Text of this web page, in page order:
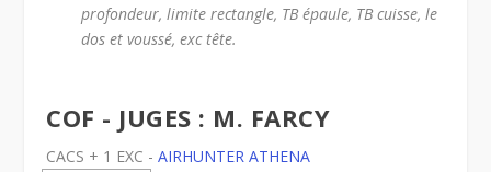
profondeur, limite rectangle, TB épaule, TB cuisse, le
dos et voussé, exc tête.
COF - JUGES : M. FARCY
CACS + 1 EXC -AIRHUNTER ATHENA